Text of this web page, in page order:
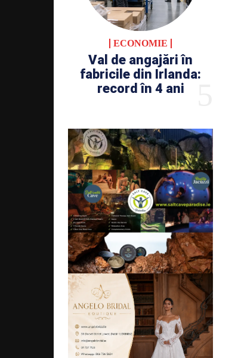
ECONOMIE
Val de angajări în
fabricile din Irlanda:
record în 4 ani